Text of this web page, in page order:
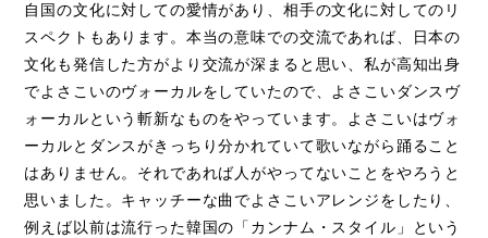
自国の文化に対しての愛情があり、相手の文化に対してのリ
スペクトもあります。本当の意味での交流であれば、日本の
文化も発信した方がより交流が深まると思い、私が高知出身
でよさこいのヴォーカルをしていたので、よさこいダンスヴ
ォーカルという斬新なものをやっています。よさこいはヴォ
ーカルとダンスがきっちり分かれていて歌いながら踊ること
はありません。それであれば人がやってないことをやろうと
思いました。キャッチーな曲でよさこいアレンジをしたり、
例えば以前は流行った韓国の「カンナム・スタイル」という